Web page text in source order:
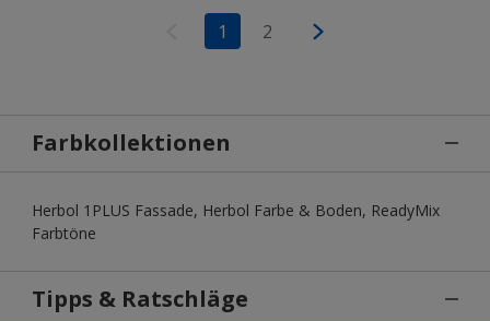
1 2
Farbkollektionen
Herbol 1PLUS Fassade, Herbol Farbe & Boden, ReadyMix
Farbtöne
Tipps & Ratschläge